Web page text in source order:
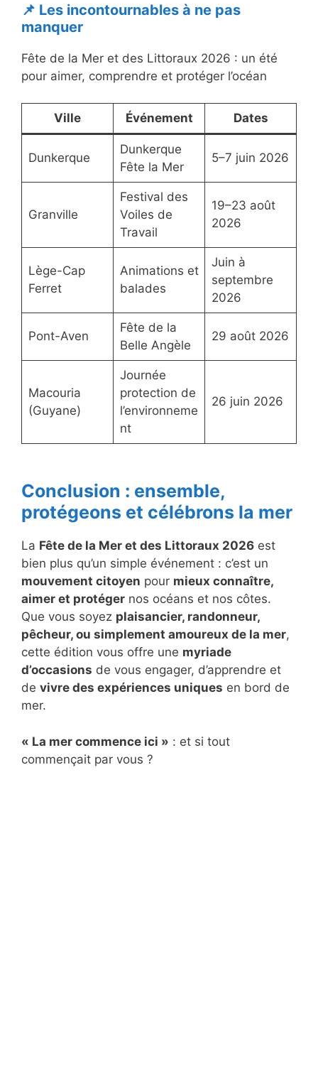
📌 Les incontournables à ne pas
manquer
Fête de la Mer et des Littoraux 2026 : un été
pour aimer, comprendre et protéger l’océan
Ville Événement Dates
Dunkerque
Dunkerque
Fête la Mer
5–7 juin 2026
Granville
Festival des
Voiles de
Travail
19–23 août
2026
Lège-Cap
Ferret
Animations et
balades
Juin à
septembre
2026
Pont-Aven
Fête de la
Belle Angèle
29 août 2026
Macouria
(Guyane)
Journée
protection de
l’environneme
nt
26 juin 2026
Conclusion : ensemble,
protégeons et célébrons la mer
La Fête de la Mer et des Littoraux 2026 est
bien plus qu’un simple événement : c’est un
mouvement citoyen pour mieux connaître,
aimer et protéger nos océans et nos côtes.
Que vous soyez plaisancier, randonneur,
pêcheur, ou simplement amoureux de la mer,
cette édition vous offre une myriade
d’occasions de vous engager, d’apprendre et
de vivre des expériences uniques en bord de
mer.
« La mer commence ici » : et si tout
commençait par vous ?